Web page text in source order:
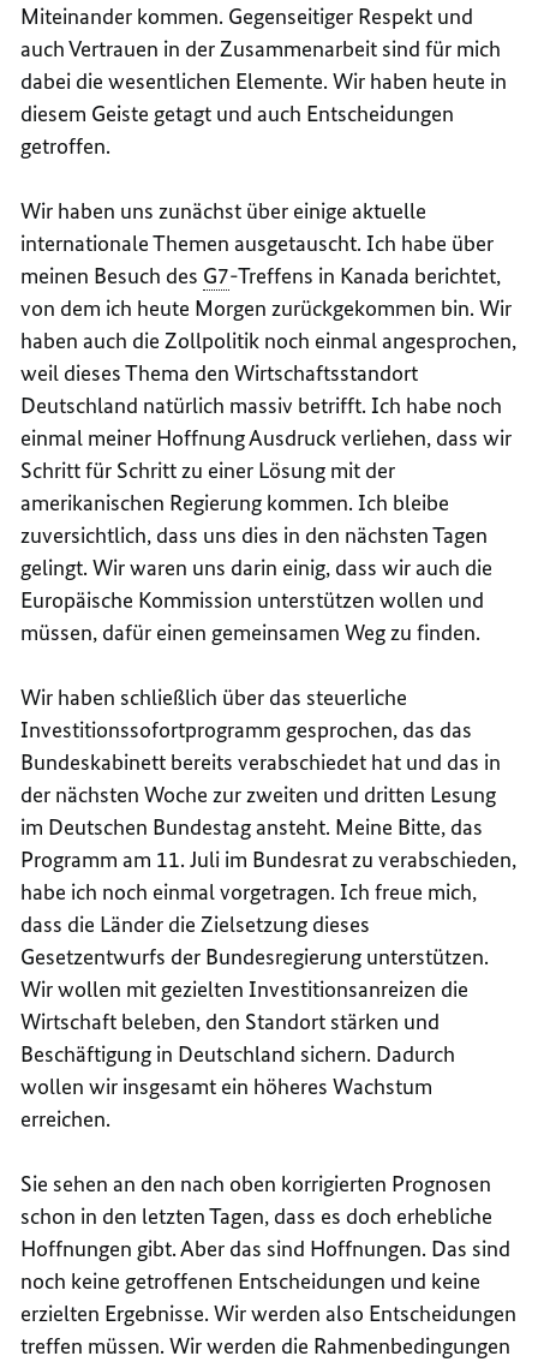
Miteinander kommen. Gegenseitiger Respekt und
auch Vertrauen in der Zusammenarbeit sind für mich
dabei die wesentlichen Elemente. Wir haben heute in
diesem Geiste getagt und auch Entscheidungen
getroffen.
Wir haben uns zunächst über einige aktuelle
internationale Themen ausgetauscht. Ich habe über
meinen Besuch des G7-Treffens in Kanada berichtet,
von dem ich heute Morgen zurückgekommen bin. Wir
haben auch die Zollpolitik noch einmal angesprochen,
weil dieses Thema den Wirtschaftsstandort
Deutschland natürlich massiv betrifft. Ich habe noch
einmal meiner Hoffnung Ausdruck verliehen, dass wir
Schritt für Schritt zu einer Lösung mit der
amerikanischen Regierung kommen. Ich bleibe
zuversichtlich, dass uns dies in den nächsten Tagen
gelingt. Wir waren uns darin einig, dass wir auch die
Europäische Kommission unterstützen wollen und
müssen, dafür einen gemeinsamen Weg zu finden.
Wir haben schließlich über das steuerliche
Investitionssofortprogramm gesprochen, das das
Bundeskabinett bereits verabschiedet hat und das in
der nächsten Woche zur zweiten und dritten Lesung
im Deutschen Bundestag ansteht. Meine Bitte, das
Programm am 11. Juli im Bundesrat zu verabschieden,
habe ich noch einmal vorgetragen. Ich freue mich,
dass die Länder die Zielsetzung dieses
Gesetzentwurfs der Bundesregierung unterstützen.
Wir wollen mit gezielten Investitionsanreizen die
Wirtschaft beleben, den Standort stärken und
Beschäftigung in Deutschland sichern. Dadurch
wollen wir insgesamt ein höheres Wachstum
erreichen.
Sie sehen an den nach oben korrigierten Prognosen
schon in den letzten Tagen, dass es doch erhebliche
Hoffnungen gibt. Aber das sind Hoffnungen. Das sind
noch keine getroffenen Entscheidungen und keine
erzielten Ergebnisse. Wir werden also Entscheidungen
treffen müssen. Wir werden die Rahmenbedingungen